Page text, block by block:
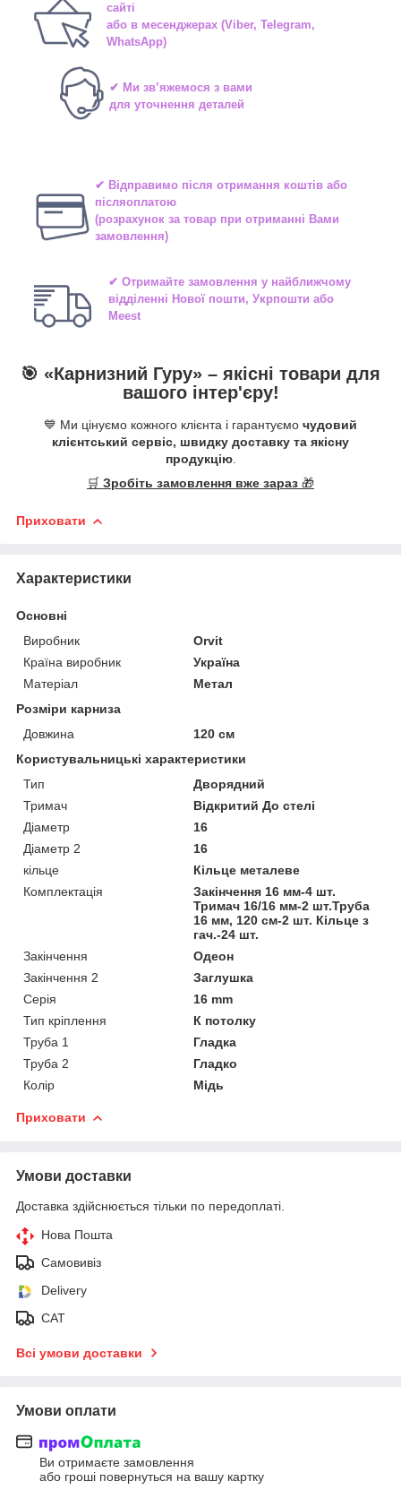
сайті
або в месенджерах(Viber, Telegram,
WhatsApp)
✔ Ми зв’яжемося з вами
для уточнення деталей
✔ Відправимо після отримання коштів або
післяоплатою
(розрахунок за товар при отриманні Вами
замовлення)
✔ Отримайте замовлення у найближчому
відділенні Нової пошти, Укрпошти або
Meest
🎯 «Карнизний Гуру» – якісні товари для
вашого інтер'єру!
💙 Ми цінуємо кожного клієнта і гарантуємо чудовий
клієнтський сервіс, швидку доставку та якісну
продукцію.
🛒 Зробіть замовлення вже зараз 🎁
Приховати
Характеристики
Основні
Виробник
Orvit
Країна виробник
Україна
Матеріал
Метал
Розміри карниза
Довжина
120 см
Користувальницькі характеристики
Тип
Дворядний
Тримач
Відкритий До стелі
Діаметр
16
Діаметр 2
16
кільце
Кільце металеве
Комплектація
Закінчення 16 мм-4 шт.
Тримач 16/16 мм-2 шт.Труба
16 мм, 120 см-2 шт. Кільце з
гач.-24 шт.
Закінчення
Одеон
Закінчення 2
Заглушка
Серія
16 mm
Тип кріплення
К потолку
Труба 1
Гладка
Труба 2
Гладко
Колір
Мідь
Приховати
Умови доставки
Доставка здійснюється тільки по передоплаті.
Нова Пошта
Самовивіз
Delivery
САТ
Всі умови доставки
Умови оплати
Ви отримаєте замовлення
або гроші повернуться на вашу картку